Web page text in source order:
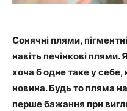
Сонячні плями,
навіть печінкові плями.
хоча б одне таке у
новина. Будь то пляма
перше бажання при